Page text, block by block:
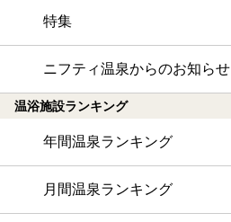
特集
ニフティ温泉からのお知らせ
温浴施設ランキング
年間温泉ランキング
月間温泉ランキング